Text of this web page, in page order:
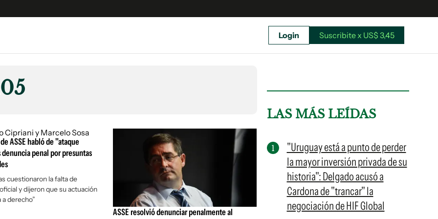
Unidos
Suscribite x US$ 3,45
Login Suscribite x US$ 3,45
ASSE habló de "ataque
penal por presuntas
cuestionaron la falta de
y dijeron que su actuación
a derecho”
ASSE resolvió denunciar penalmente al
LAS MÁS LEÍDAS
"Uruguay está a punto de perder
la mayor inversión privada de su
historia": Delgado acusó a
Cardona de "trancar" la
negociación de HIF Global